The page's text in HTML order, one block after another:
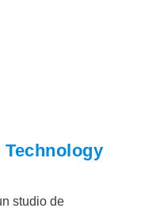
studio de